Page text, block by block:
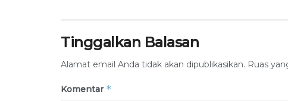
Tinggalkan Balasan
Alamat email Anda tidak akan dipublikasikan. Ruas
Komentar *